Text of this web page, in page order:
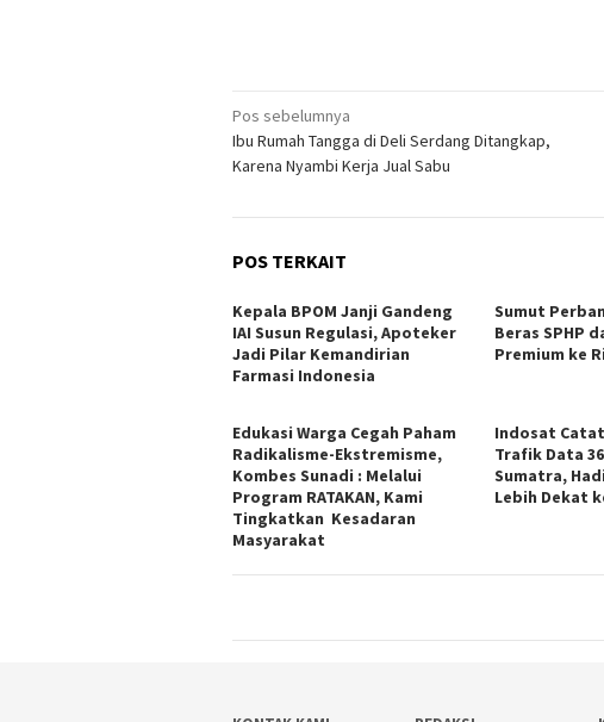
Navigasi
pos
Pos sebelumnya
Ibu Rumah Tangga di Deli Serdang Ditangkap,
Karena Nyambi Kerja Jual Sabu
POS TERKAIT
Kepala BPOM Janji Gandeng
IAI Susun Regulasi, Apoteker
Jadi Pilar Kemandirian
Farmasi Indonesia
Sumut
Beras SPHP
Premium ke
Edukasi Warga Cegah Paham
Radikalisme-Ekstremisme,
Kombes Sunadi : Melalui
Program RATAKAN, Kami
Tingkatkan Kesadaran
Masyarakat
Indosat
Trafik Data
Sumatra,
Lebih Dekat